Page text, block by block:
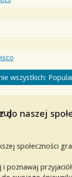
wszystkich:
do naszej
społeczności
poznawaj przyjaciół